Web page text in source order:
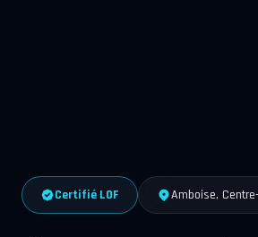
Certifié LOF Amboise,